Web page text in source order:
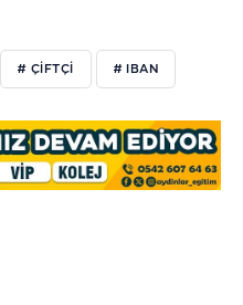
# ÇIFTÇI # IBAN